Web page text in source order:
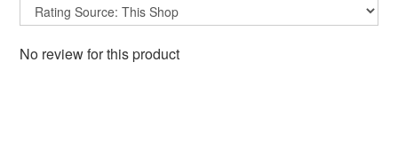
No review for this product